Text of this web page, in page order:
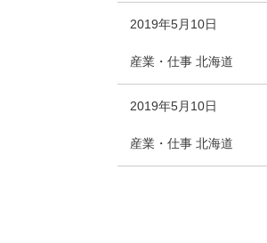
2019年5月10日
産業・仕事 北海道
2019年5月10日
産業・仕事 北海道